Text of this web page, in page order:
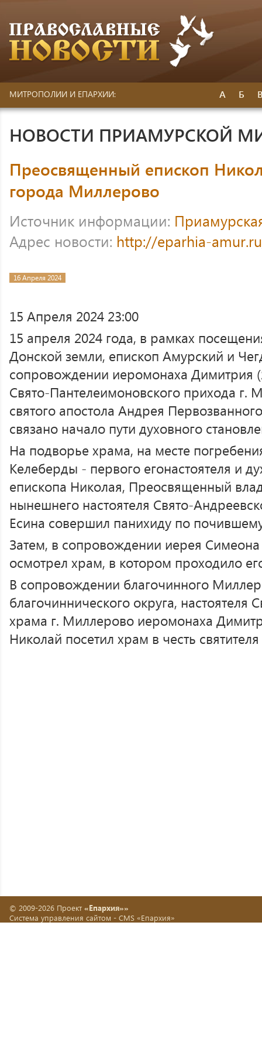
МИТРОПОЛИИ И ЕПАРХИИ: А Б
НОВОСТИ ПРИАМУРСКОЙ
Преосвященный епископ
города Миллерово
Источник информации:
Адрес новости: http://eparhia-
16 Апреля 2024
15 Апреля 2024 23:00
15 апреля 2024 года, в рамках
Донской земли, епископ Амурский и
сопровождении иеромонаха Димитрия
Свято-Пантелеимоновского прихода г.
святого апостола Андрея
связано начало пути духовного
На подворье храма, на месте
Келеберды - первого егонастоятеля и
епископа Николая, Преосвященный
нынешнего настоятеля Свято-
Есина совершил панихиду по
Затем, в сопровождении иерея Симеона
осмотрел храм, в котором проходило
В сопровождении благочинного
благочиннического округа, настоятеля
храма г. Миллерово иеромонаха
Николай посетил храм в честь
© 2009-2026 Проект «Епархия»»
Система управления сайтом - CMS «Епархия»